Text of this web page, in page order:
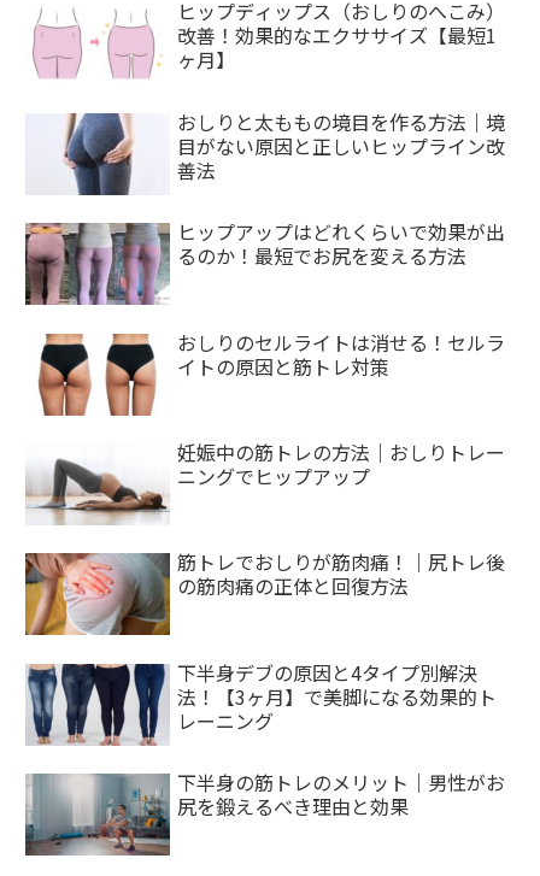
ヒップディップス（おしりのへこみ）
改善！効果的なエクササイズ【最短1
ヶ月】
おしりと太ももの境目を作る方法｜境
目がない原因と正しいヒップライン改
善法
ヒップアップはどれくらいで効果が出
るのか！最短でお尻を変える方法
おしりのセルライトは消せる！セルラ
イトの原因と筋トレ対策
妊娠中の筋トレの方法｜おしりトレー
ニングでヒップアップ
筋トレでおしりが筋肉痛！｜尻トレ後
の筋肉痛の正体と回復方法
下半身デブの原因と4タイプ別解決
法！【3ヶ月】で美脚になる効果的ト
レーニング
下半身の筋トレのメリット｜男性がお
尻を鍛えるべき理由と効果